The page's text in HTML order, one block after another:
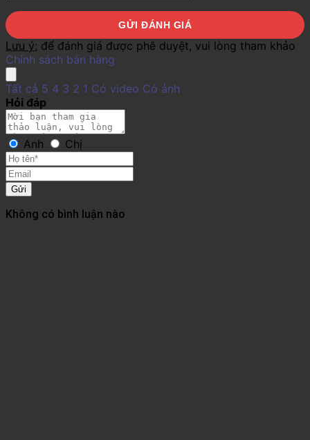
Lưu ý: để đánh giá được phê duyệt, vui lòng tham khảo
Chính sách bán hàng
Tất cả 5 4 3 2 1 Có video Có ảnh
Hỏi đáp
Anh Chị
Gửi
Không có bình luận nào